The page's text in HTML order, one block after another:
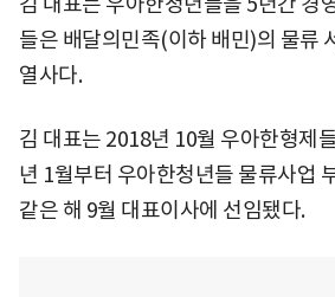
들은 배달의민족(이하 배민)의 물류
열사다.
김 대표는 2018년 10월 우아한형제
년 1월부터 우아한청년들 물류사업
같은 해 9월 대표이사에 선임됐다.